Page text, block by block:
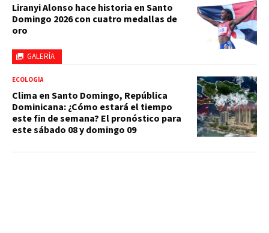
GALERÍA
Liranyi Alonso hace historia en Santo
Domingo 2026 con cuatro medallas de
oro
ECOLOGÍA
Clima en Santo Domingo, República
Dominicana: ¿Cómo estará el tiempo
este fin de semana? El pronóstico para
este sábado 08 y domingo 09